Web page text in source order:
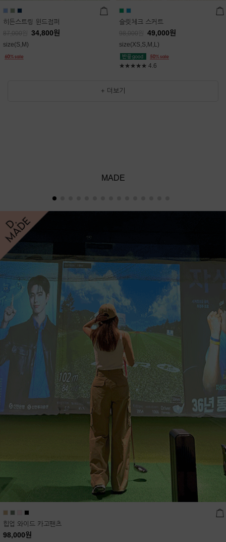
히든스트링 윈드점퍼
87,000 34,800원
size(S,M)
슬릿체크 스커트
98,000 49,000원
size(XS,S,M,L)
★★★★★ 4.6
+ 더보기
MADE
힙업 와이드 카고팬츠
98,000원